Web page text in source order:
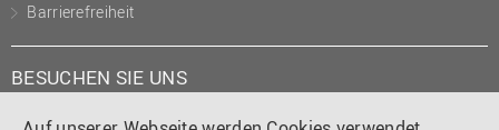
Barrierefreiheit
BESUCHEN SIE UNS